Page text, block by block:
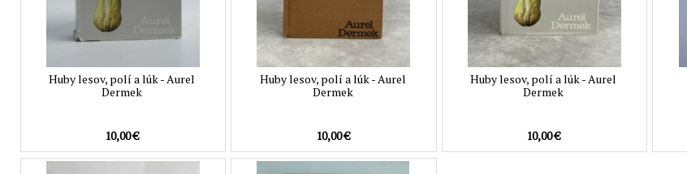
Huby lesov, polí a lúk - Aurel
Dermek
10,00 €
Huby lesov, polí a lúk - Aurel
Dermek
10,00 €
Huby lesov, polí a lúk - Aurel
Dermek
10,00 €